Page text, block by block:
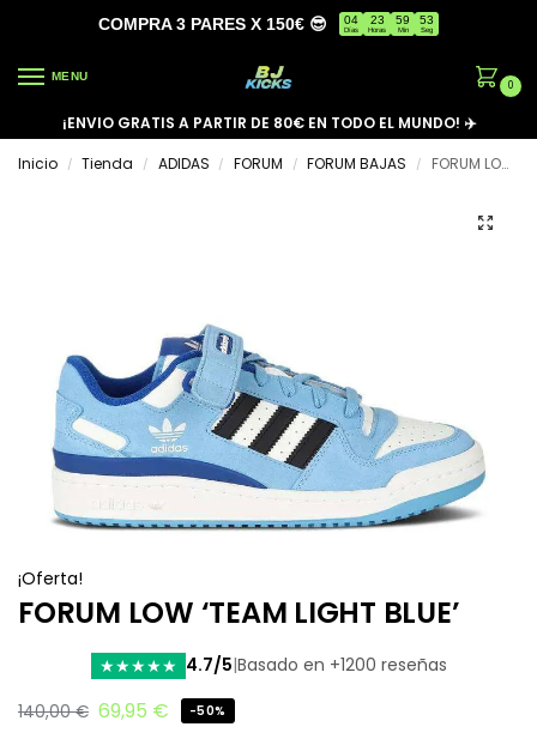
COMPRA 3 PARES X 150€ 😎 04
Días
23
Horas
59
Min
53
Seg
MENU
0
¡ENVIO GRATIS A PARTIR DE 80€ EN TODO EL MUNDO! ✈️
Inicio
/ Tienda / ADIDAS / FORUM / FORUM BAJAS / FORUM LOW ‘TEAM LIGHT BLUE’
¡Oferta!
FORUM LOW ‘TEAM LIGHT BLUE’
★★★★★ 4.7/5|Basado en +1200 reseñas
140,00€ 69,95 € -50%